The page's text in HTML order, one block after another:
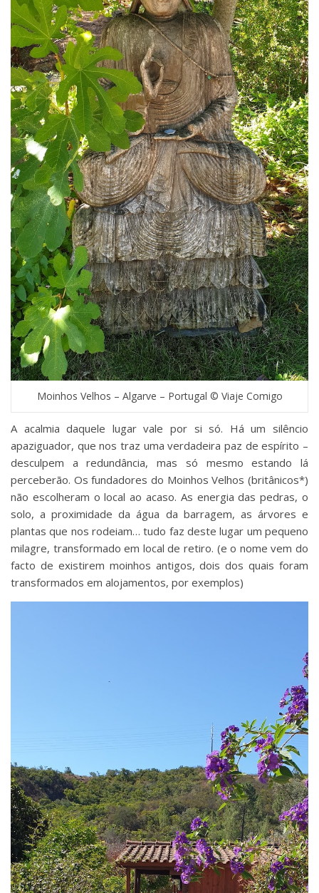
Moinhos Velhos – Algarve – Portugal © Viaje Comigo
A acalmia daquele lugar vale por si só. Há um silêncio
apaziguador, que nos traz uma verdadeira paz de espírito –
desculpem a redundância, mas só mesmo estando lá
perceberão. Os fundadores do Moinhos Velhos (britânicos*)
não escolheram o local ao acaso. As energia das pedras, o
solo, a proximidade da água da barragem, as árvores e
plantas que nos rodeiam… tudo faz deste lugar um pequeno
milagre, transformado em local de retiro. (e o nome vem do
facto de existirem moinhos antigos, dois dos quais foram
transformados em alojamentos, por exemplos)